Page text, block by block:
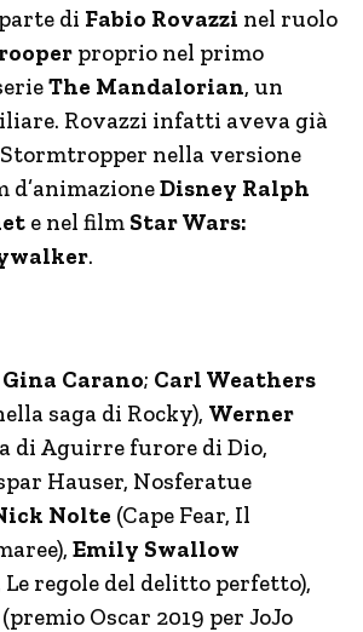
di Fabio Rovazzi nel ruolo
proprio nel primo
The Mandalorian, un
Rovazzi infatti aveva già
nella versione
d’animazioneDisney Ralph
e nel film Star Wars:
.
Gina Carano; Carl Weathers
saga di Rocky), Werner
di Aguirre furore di Dio,
Hauser, Nosferatue
Nolte (Cape Fear, Il
Emily Swallow
regole del delitto perfetto),
(premio Oscar 2019 per JoJo